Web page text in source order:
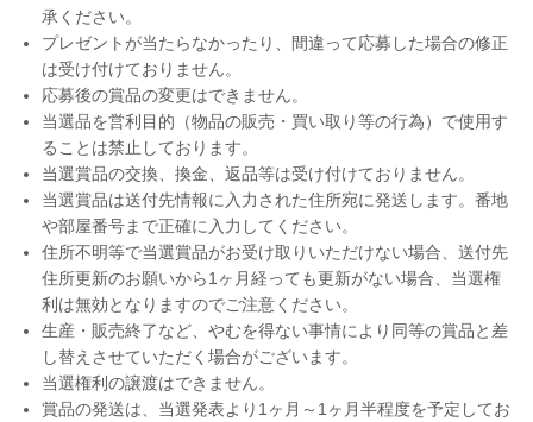
承ください。
プレゼントが当たらなかったり、間違って応募した場合の修正
は受け付けておりません。
応募後の賞品の変更はできません。
当選品を営利目的（物品の販売・買い取り等の行為）で使用す
ることは禁止しております。
当選賞品の交換、換金、返品等は受け付けておりません。
当選賞品は送付先情報に入力された住所宛に発送します。番地
や部屋番号まで正確に入力してください。
住所不明等で当選賞品がお受け取りいただけない場合、送付先
住所更新のお願いから1ヶ月経っても更新がない場合、当選権
利は無効となりますのでご注意ください。
生産・販売終了など、やむを得ない事情により同等の賞品と差
し替えさせていただく場合がございます。
当選権利の譲渡はできません。
賞品の発送は、当選発表より1ヶ月～1ヶ月半程度を予定してお